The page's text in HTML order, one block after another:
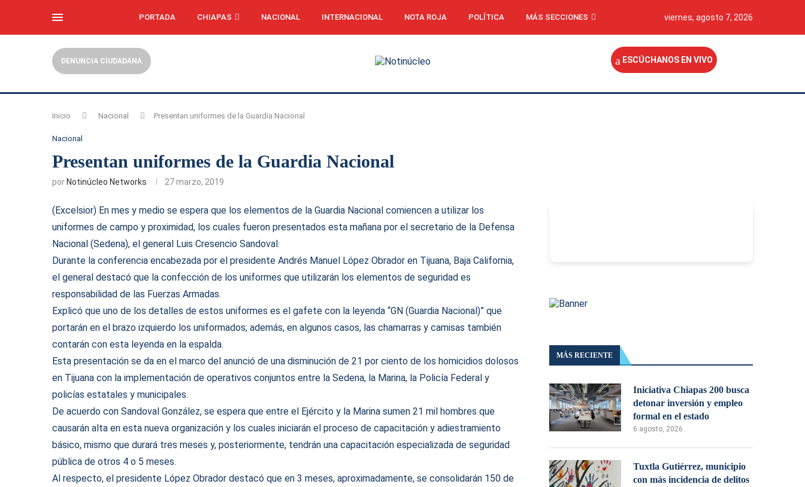
PORTADA CHIAPAS NACIONAL INTERNACIONAL NOTA ROJA POLÍTICA MÁS SECCIONES viernes, agosto 7, 2026
DENUNCIA CIUDADANA ESCÚCHANOS EN VIVO
Inicio Nacional Presentan uniformes de la Guardia Nacional
Nacional
Presentan uniformes de la Guardia Nacional
por Notinúcleo Networks 27 marzo, 2019
(Excelsior) En mes y medio se espera que los elementos de la Guardia Nacional comiencen a utilizar los
uniformes de campo y proximidad, los cuales fueron presentados esta mañana por el secretario de la Defensa
Nacional (Sedena), el general Luis Cresencio Sandoval.
Durante la conferencia encabezada por el presidente Andrés Manuel López Obrador en Tijuana, Baja California,
el general destacó que la confección de los uniformes que utilizarán los elementos de seguridad es
responsabilidad de las Fuerzas Armadas.
Explicó que uno de los detalles de estos uniformes es el gafete con la leyenda “GN (Guardia Nacional)” que
portarán en el brazo izquierdo los uniformados; además, en algunos casos, las chamarras y camisas también
contarán con esta leyenda en la espalda.
Esta presentación se da en el marco del anunció de una disminución de 21 por ciento de los homicidios dolosos
en Tijuana con la implementación de operativos conjuntos entre la Sedena, la Marina, la Policía Federal y
policías estatales y municipales.
De acuerdo con Sandoval González, se espera que entre el Ejército y la Marina sumen 21 mil hombres que
causarán alta en esta nueva organización y los cuales iniciarán el proceso de capacitación y adiestramiento
básico, mismo que durará tres meses y, posteriormente, tendrán una capacitación especializada de seguridad
pública de otros 4 o 5 meses.
Al respecto, el presidente López Obrador destacó que en 3 meses, aproximadamente, se consolidarán 150 de
MÁS RECIENTE
Iniciativa Chiapas 200 busca
detonar inversión y empleo
formal en el estado
6 agosto, 2026
Tuxtla Gutiérrez, municipio
con más incidencia de delitos